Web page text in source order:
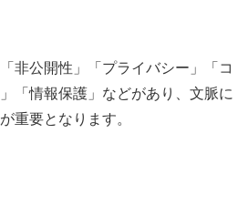
非公開性」「プライバシー」「コ
「情報保護」などがあり、文脈に
重要となります。